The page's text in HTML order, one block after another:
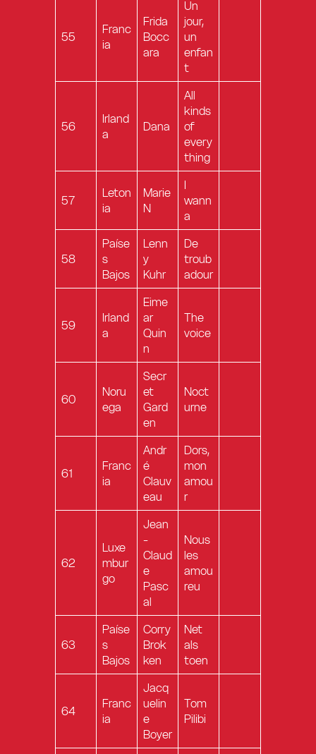
55
Franc
ia
Frida
Bocc
ara
Un
jour,
un
enfan
t
56
Irland
a
Dana
All
kinds
of
every
thing
57
Leton
ia
Marie
N
I
wann
a
58
Paíse
s
Bajos
Lenn
y
Kuhr
De
troub
adour
59
Irland
a
Eime
ar
Quin
n
The
voice
60
Noru
ega
Secr
et
Gard
en
Noct
urne
61
Franc
ia
Andr
é
Clauv
eau
Dors,
mon
amou
r
62
Luxe
mbur
go
Jean
-
Claud
e
Pasc
al
Nous
les
amou
reu
63
Paíse
s
Bajos
Corry
Brok
ken
Net
als
toen
64
Franc
ia
Jacq
uelin
e
Boyer
Tom
Pilibi